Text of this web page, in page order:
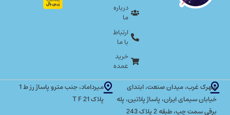
شهرک غرب، میدان صنعت، ابتدای
خیابان سیمای ایران، پاساژ پلاتین، پله
برقی سمت چپ، طبقه 2 پلاک 243
میرداماد، جنب مترو پاساژ رز ط 1
پلاک T F 21
درباره
ما
ارتباط
با ما
خرید
عمده